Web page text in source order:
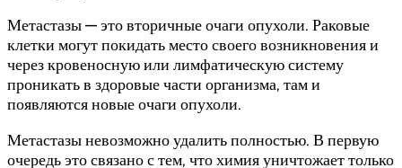
Метастазы — это вторичные очаги опухоли. Раковые
клетки могут покидать место своего возникновения и
через кровеносную или лимфатическую систему
проникать в здоровые части организма, там и
появляются новые очаги опухоли.
Метастазы невозможно удалить полностью. В первую
очередь это связано с тем, что химия уничтожает только